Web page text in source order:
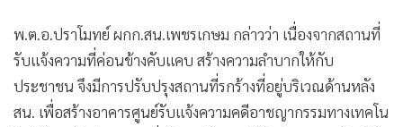
• เกม
• วิทยาศาสตร์
• SMEs
• หุ้น
พ.ต.อ.ปราโมทย์ ผกก.สน.เพชรเกษม กล่าวว่า เนื่องจากสถานที่
รับแจ้งความที่ค่อนข้างคับแคบ สร้างความลำบากให้กับ
ประชาชน จึงมีการปรับปรุงสถานที่รกร้างที่อยู่บริเวณด้านหลัง
สน. เพื่อสร้างอาคารศูนย์รับแจ้งความคดีอาชญากรรมทางเทคโน